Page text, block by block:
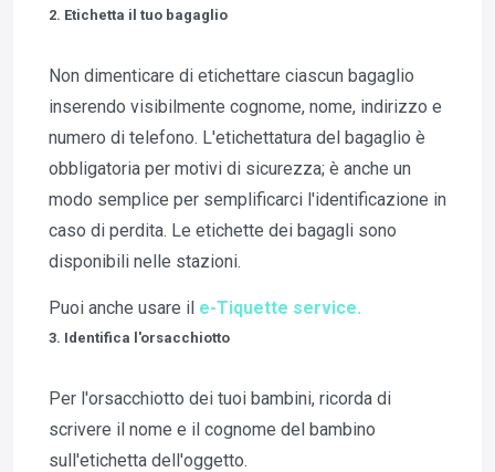
2. Etichetta il tuo bagaglio
Non dimenticare di etichettare ciascun bagaglio
inserendo visibilmente cognome, nome, indirizzo e
numero di telefono. L'etichettatura del bagaglio è
obbligatoria per motivi di sicurezza; è anche un
modo semplice per semplificarci l'identificazione in
caso di perdita. Le etichette dei bagagli sono
disponibili nelle stazioni.
Puoi anche usare il e-Tiquette service.
3. Identifica l'orsacchiotto
Per l'orsacchiotto dei tuoi bambini, ricorda di
scrivere il nome e il cognome del bambino
sull'etichetta dell'oggetto.